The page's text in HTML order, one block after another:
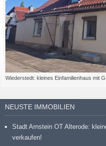
Wiederstedt: kleines Einfamilienhaus mit
NEUSTE IMMOBILIEN
Stadt Arnstein OT Alterode:
verkaufen!